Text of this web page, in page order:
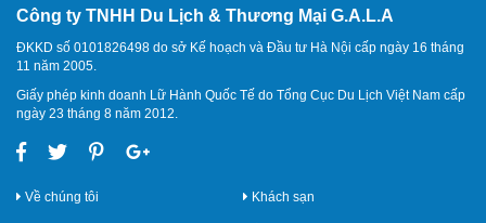
Công ty TNHH Du Lịch & Thương Mại G.A.L.A
ĐKKD số 0101826498 do sở Kế hoạch và Đầu tư Hà Nội cấp ngày 16 tháng
11 năm 2005.
Giấy phép kinh doanh Lữ Hành Quốc Tế do Tổng Cục Du Lịch Việt Nam cấp
ngày 23 tháng 8 năm 2012.
Về chúng tôi Khách sạn